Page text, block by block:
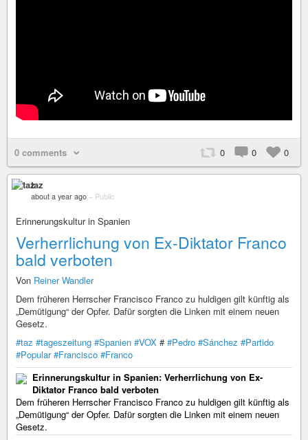
0 comments 0 0 0
taz
about a year ago – Public
Erinnerungskultur in Spanien
Verherrlichung von Ex-Diktator Franco
bald verboten
Von Reiner Wandler
Dem früheren Herrscher Francisco Franco zu huldigen gilt künftig als
„Demütigung“ der Opfer. Dafür sorgten die Linken mit einem neuen
Gesetz.
#taz #tageszeitung #Spanien #VOX # #Pedro #Sánchez #Partido
#Popular #Francisco #Franco
Erinnerungskultur in Spanien: Verherrlichung von Ex-
Diktator Franco bald verboten
Dem früheren Herrscher Francisco Franco zu huldigen gilt künftig als
„Demütigung“ der Opfer. Dafür sorgten die Linken mit einem neuen
Gesetz.